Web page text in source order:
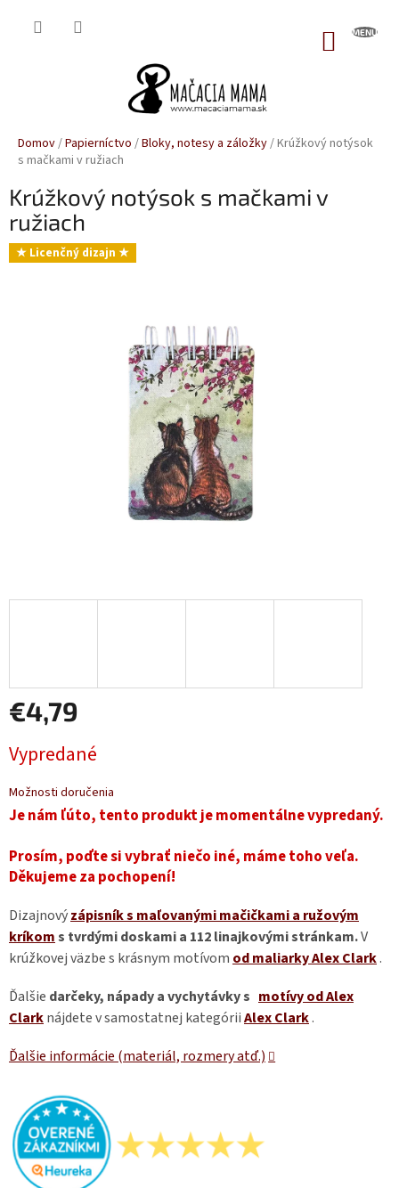
Domov/Papierníctvo /Bloky, notesy a záložky/Krúžkový notýsok
s mačkami v ružiach
Krúžkový notýsok s mačkami v
ružiach
★ Licenčný dizajn ★
€4,79
cena:
Vypredané
Možnosti doručenia
Je nám ľúto, tento produkt je momentálne vypredaný.
Prosím, poďte si vybrať niečo iné, máme toho veľa.
Děkujeme za pochopení!
Dizajnovýzápisník s maľovanými mačičkami a ružovým
kríkoms tvrdými doskami a 112 linajkovými stránkam.V
krúžkovej väzbe s krásnym motívom od maliarky Alex Clark.
Ďalšie darčeky, nápady a vychytávky s motívy od Alex
Clarknájdete v samostatnej kategóriiAlex Clark.
Ďalšie informácie (materiál, rozmery atď.)